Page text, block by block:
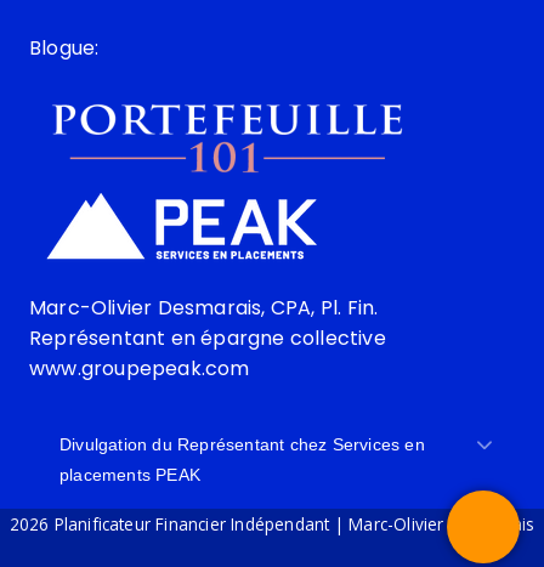
Blogue:
Marc-Olivier Desmarais, CPA, Pl. Fin.
Représentant en épargne collective
www.groupepeak.com
Divulgation du Représentant chez Services en
placements PEAK
2026 Planificateur Financier Indépendant | Marc-Olivier Desmarais